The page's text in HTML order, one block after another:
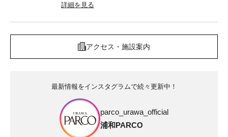
詳細を見る
アクセス・施設案内
最新情報をインスタグラムで続々更新中！
parco_urawa_official
浦和PARCO